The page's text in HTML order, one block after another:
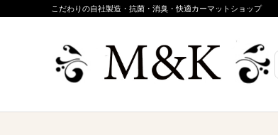
こだわりの自社製造・抗菌・消臭・快適カーマットショップ